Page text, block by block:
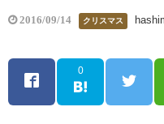
2016/09/14 クリスマス
0